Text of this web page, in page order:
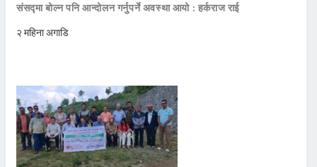
संसद्मा बोल्न पनि आन्दोलन गर्नुपर्ने अवस्था आयो : हर्कराज राई
२ महिना अगाडि